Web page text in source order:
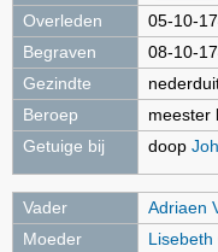
Overleden
05-10-
Begraven
08-10-
Gezindte
Beroep
meester
Getuige bij
doop
Vader
Adriaen
Moeder